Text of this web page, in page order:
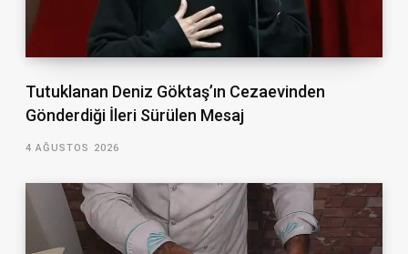
Tutuklanan Deniz Göktaş’ın Cezaevinden
Gönderdiği İleri Sürülen Mesaj
4 AĞUSTOS 2026